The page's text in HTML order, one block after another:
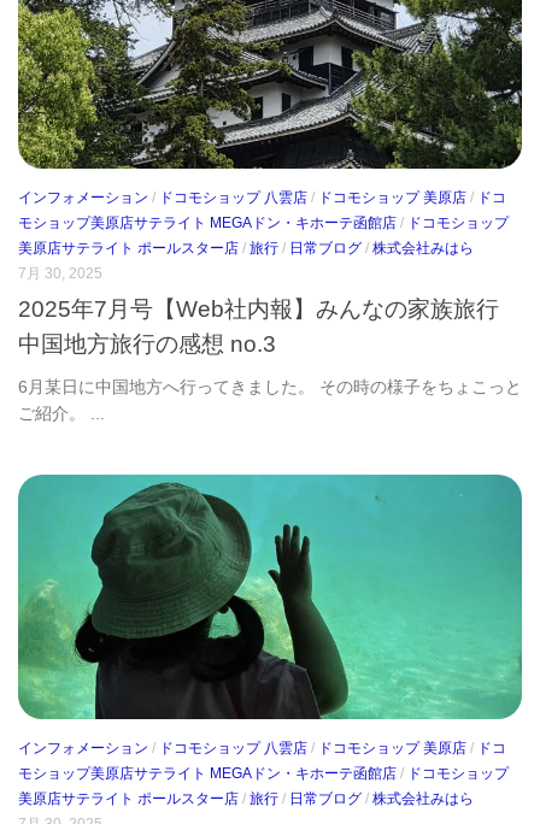
インフォメーション / ドコモショップ 八雲店 / ドコモショップ 美原店 / ドコ
モショップ美原店サテライト MEGAドン・キホーテ函館店 / ドコモショップ
美原店サテライト ポールスター店 / 旅行 / 日常ブログ / 株式会社みはら
7月 30, 2025
2025年7月号【Web社内報】みんなの家族旅行
中国地方旅行の感想 no.3
6月某日に中国地方へ行ってきました。 その時の様子をちょこっと
ご紹介。 ...
インフォメーション / ドコモショップ 八雲店 / ドコモショップ 美原店 / ドコ
モショップ美原店サテライト MEGAドン・キホーテ函館店 / ドコモショップ
美原店サテライト ポールスター店 / 旅行 / 日常ブログ / 株式会社みはら